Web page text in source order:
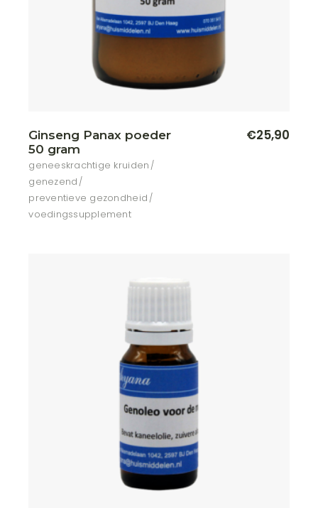
Ginseng Panax poeder
50 gram
geneeskrachtige kruiden
genezend
preventieve gezondheid
voedingssupplement
€25,90